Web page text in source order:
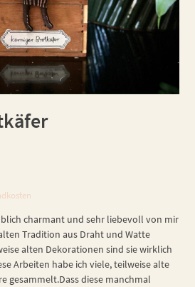
charmant und sehr liebevoll von mir
Tradition aus Draht und Watte
alten Dekorationen sind sie wirklich
Arbeiten habe ich viele, teilweise alte
gesammelt.Dass diese manchmal